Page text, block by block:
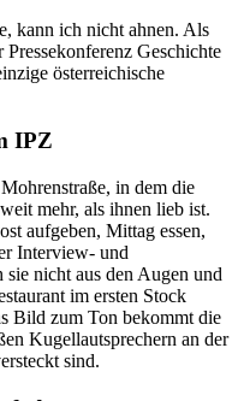
kann ich nicht ahnen. Als
Geschichte
österreichische
IPZ
in dem die
mehr, als ihnen lieb ist.
aufgeben, Mittag essen,
Interview- und
sie nicht aus den Augen und
im ersten Stock
Bild zum Ton bekommt die
Kugellautsprechern an der
sind.